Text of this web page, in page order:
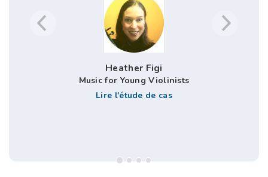
Heather Figi
Music for Young Violinists
Lire l'étude de cas